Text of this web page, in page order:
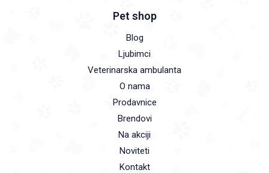
Pet shop
Blog
Ljubimci
Veterinarska ambulanta
O nama
Prodavnice
Brendovi
Na akciji
Noviteti
Kontakt